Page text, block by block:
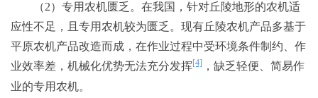
（2）专用农机匮乏。在我国，针对丘陵地形的农机适
应性不足，且专用农机较为匮乏。现有丘陵农机产品多基于
平原农机产品改造而成，在作业过程中受环境条件制约、作
业效率差，机械化优势无法充分发挥[4]
，缺乏轻便、简易作
业的专用农机。